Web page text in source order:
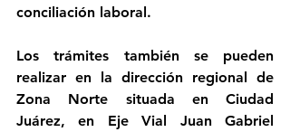
conciliación laboral.
Los trámites también se pueden
realizar en la dirección regional de
Zona Norte situada en Ciudad